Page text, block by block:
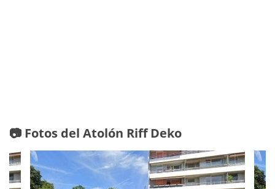
📷 Fotos del Atolón Riff Deko